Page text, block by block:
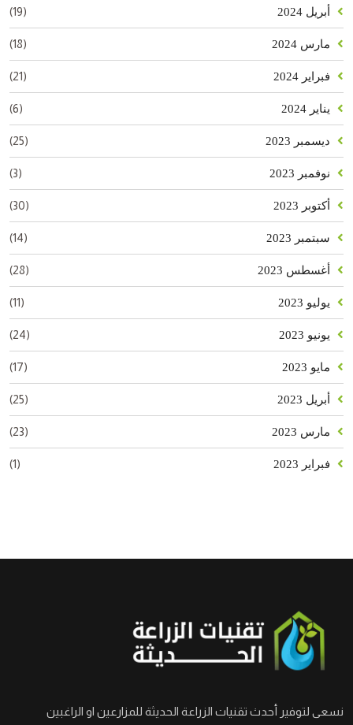
أبريل 2024 (19)
مارس 2024 (18)
فبراير 2024 (21)
يناير 2024 (6)
ديسمبر 2023 (25)
نوفمبر 2023 (3)
أكتوبر 2023 (30)
سبتمبر 2023 (14)
أغسطس 2023 (28)
يوليو 2023 (11)
يونيو 2023 (24)
مايو 2023 (17)
أبريل 2023 (25)
مارس 2023 (23)
فبراير 2023 (1)
نسعى لتوفير أحدث تقنيات الزراعة الحديثة للمزارعين او الراغبين